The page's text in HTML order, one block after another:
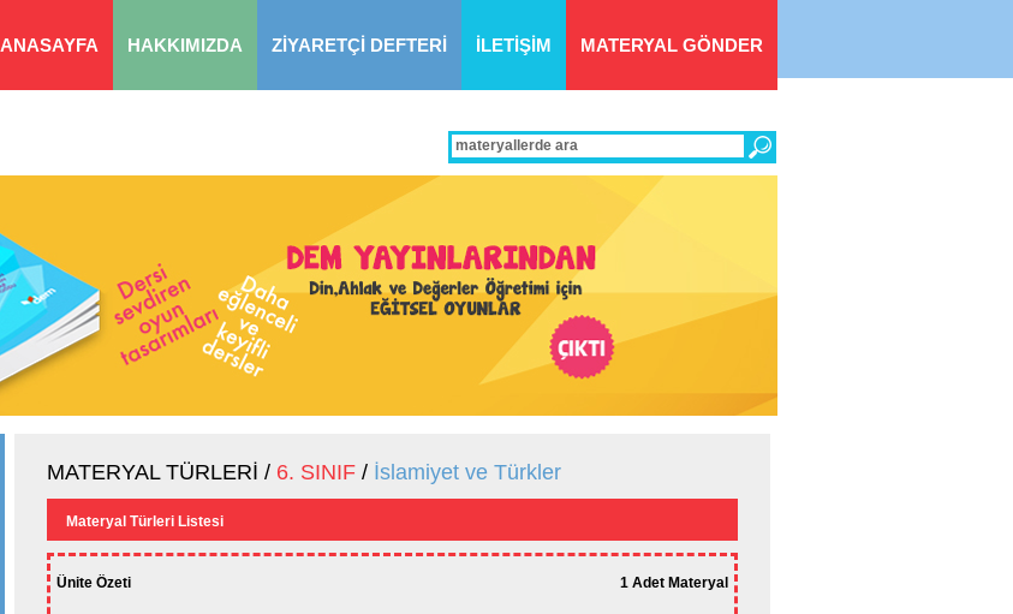
ANASAYFA HAKKIMIZDA ZİYARETÇİ DEFTERİ İLETİŞİM MATERYAL GÖNDER
MATERYAL TÜRLERİ / 6. SINIF / İslamiyet ve Türkler
Materyal Türleri Listesi
Ünite Özeti 1 Adet Materyal